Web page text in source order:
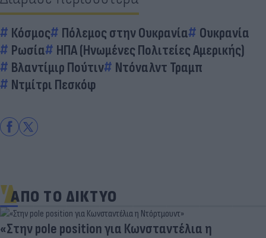
Κόσμος Πόλεμος στην Ουκρανία
Ουκρανία
Ρωσία
ΗΠΑ (Ηνωμένες Πολιτείες Αμερικής)
Βλαντίμιρ Πούτιν
Ντόναλντ Τραμπ
Ντμίτρι Πεσκόφ
ΑΠΟ ΤΟ ΔΙΚΤΥΟ
η